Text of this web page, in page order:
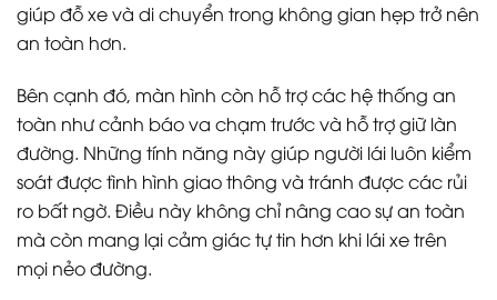
giúp đỗ xe và di chuyển trong không gian hẹp trở nên
an toàn hơn.
Bên cạnh đó, màn hình còn hỗ trợ các hệ thống an
toàn như cảnh báo va chạm trước và hỗ trợ giữ làn
đường. Những tính năng này giúp người lái luôn kiểm
soát được tình hình giao thông và tránh được các rủi
ro bất ngờ. Điều này không chỉ nâng cao sự an toàn
mà còn mang lại cảm giác tự tin hơn khi lái xe trên
mọi nẻo đường.